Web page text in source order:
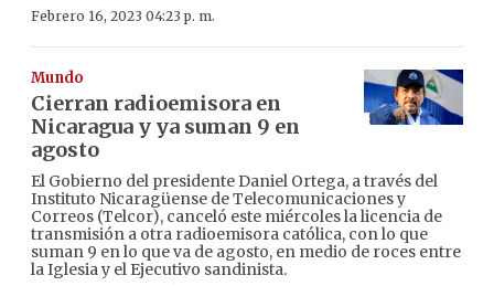
Febrero 16, 2023 04:23 p. m.
Mundo
Cierran radioemisora en
Nicaragua y ya suman 9 en
agosto
El Gobierno del presidente Daniel Ortega, a través del
Instituto Nicaragüense de Telecomunicaciones y
Correos (Telcor), canceló este miércoles la licencia de
transmisión a otra radioemisora católica, con lo que
suman 9 en lo que va de agosto, en medio de roces entre
la Iglesia y el Ejecutivo sandinista.